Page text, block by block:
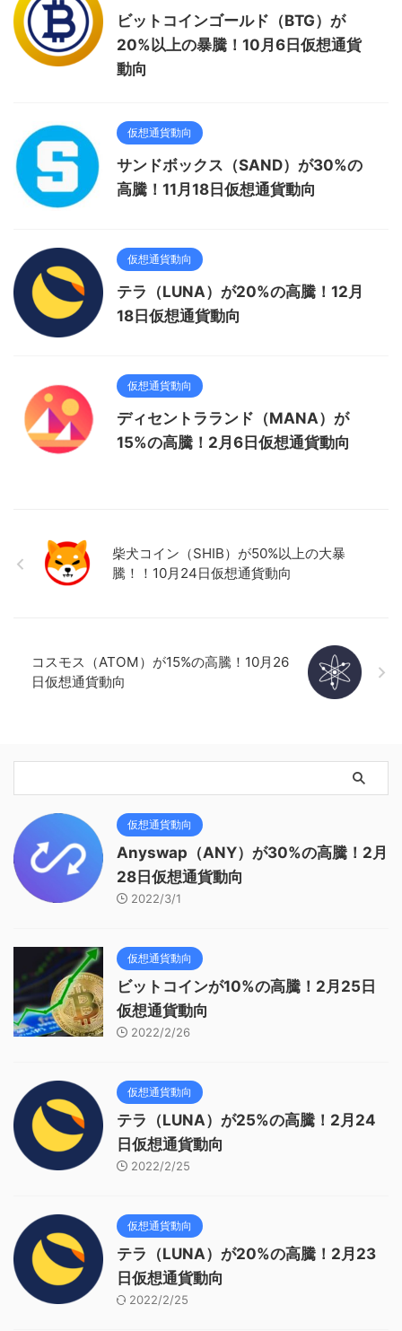
ビットコインゴールド（BTG）が
20%以上の暴騰！10月6日仮想通貨
動向
仮想通貨動向
サンドボックス（SAND）が30%の
高騰！11月18日仮想通貨動向
仮想通貨動向
テラ（LUNA）が20%の高騰！12月
18日仮想通貨動向
仮想通貨動向
ディセントラランド（MANA）が
15%の高騰！2月6日仮想通貨動向
柴犬コイン（SHIB）が50%以上の大暴
騰！！10月24日仮想通貨動向
コスモス（ATOM）が15%の高騰！10月26
日仮想通貨動向
仮想通貨動向
Anyswap（ANY）が30%の高騰！2月
28日仮想通貨動向
2022/3/1
仮想通貨動向
ビットコインが10%の高騰！2月25日
仮想通貨動向
2022/2/26
仮想通貨動向
テラ（LUNA）が25%の高騰！2月24
日仮想通貨動向
2022/2/25
仮想通貨動向
テラ（LUNA）が20%の高騰！2月23
日仮想通貨動向
2022/2/25